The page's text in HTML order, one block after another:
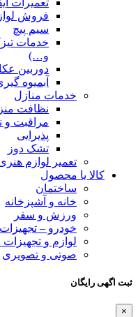
تعمیرات
فروش
سیم پیچ
خدمات
و…)
دوربین
آبمیوه
خدمات منازل
نظافت
مراقبت و
پذیرایی
تشک دوز
تعمیر لوازم
کالا یا محصول
ساختمان
خانه و آشپزخانه
ورزش و سفر
خودرو –
لوازم و
صوتی و تصویری
ثبت اگهی رایگان
×